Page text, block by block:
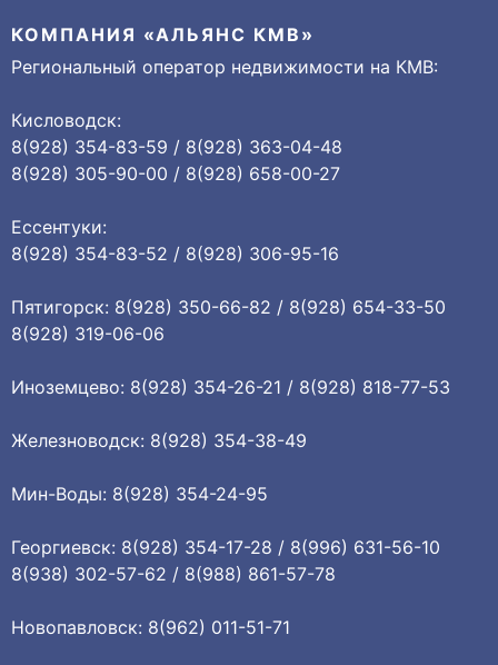
КОМПАНИЯ «АЛЬЯНС КМВ»
Региональный оператор недвижимости на КМВ:
Кисловодск:
8(928) 354-83-59 / 8(928) 363-04-48
8(928) 305-90-00 / 8(928) 658-00-27
Ессентуки:
8(928) 354-83-52 / 8(928) 306-95-16
Пятигорск: 8(928) 350-66-82 / 8(928) 654-33-50
8(928) 319-06-06
Иноземцево: 8(928) 354-26-21 / 8(928) 818-77-53
Железноводск: 8(928) 354-38-49
Мин-Воды: 8(928) 354-24-95
Георгиевск: 8(928) 354-17-28 / 8(996) 631-56-10
8(938) 302-57-62 / 8(988) 861-57-78
Новопавловск: 8(962) 011-51-71